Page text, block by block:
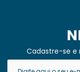
Cadastre-se e